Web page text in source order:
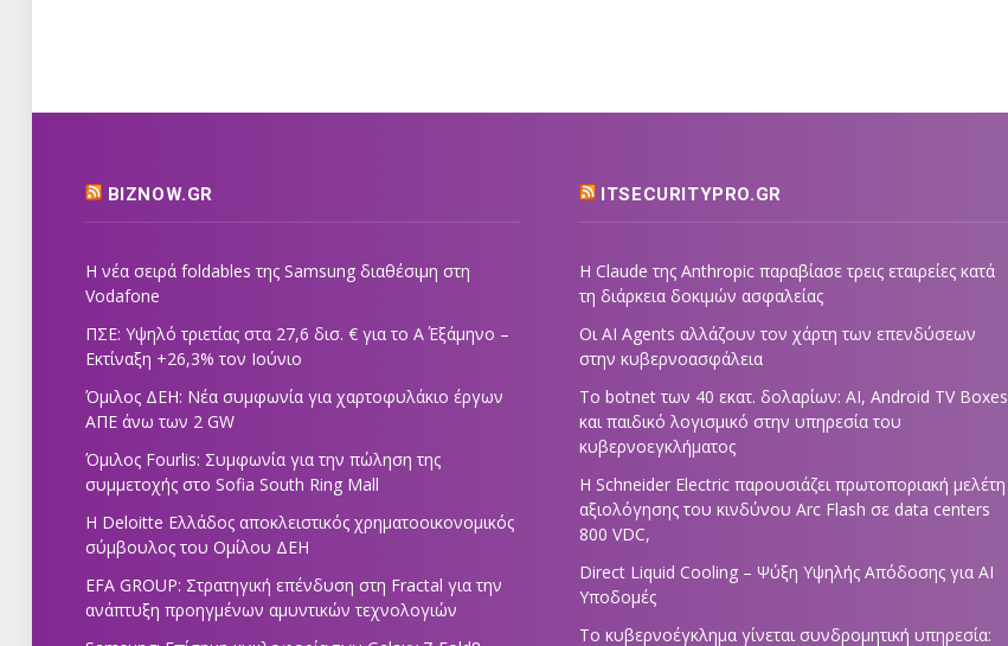
BIZNOW.GR
Η νέα σειρά foldables της Samsung διαθέσιμη στη
Vodafone
ΠΣΕ: Υψηλό τριετίας στα 27,6 δισ. € για το Α΄ Εξάμηνο –
Εκτίναξη +26,3% τον Ιούνιο
Όμιλος ΔΕΗ: Νέα συμφωνία για χαρτοφυλάκιο έργων
ΑΠΕ άνω των 2 GW
Όμιλος Fourlis: Συμφωνία για την πώληση της
συμμετοχής στο Sofia South Ring Mall
Η Deloitte Ελλάδος αποκλειστικός χρηματοοικονομικός
σύμβουλος του Ομίλου ΔΕΗ
EFA GROUP: Στρατηγική επένδυση στη Fractal για την
ανάπτυξη προηγμένων αμυντικών τεχνολογιών
ITSECURITYPRO.GR
Η Claude της Anthropic παραβίασε τρεις εταιρείες κατά
τη διάρκεια δοκιμών ασφαλείας
Οι AI Agents αλλάζουν τον χάρτη των επενδύσεων
στην κυβερνοασφάλεια
Το botnet των 40 εκατ. δολαρίων: AI, Android TV Boxes
και παιδικό λογισμικό στην υπηρεσία του
κυβερνοεγκλήματος
Η Schneider Electric παρουσιάζει πρωτοποριακή μελέτη
αξιολόγησης του κινδύνου Arc Flash σε data centers
800 VDC,
Direct Liquid Cooling – Ψύξη Υψηλής Απόδοσης για AI
Υποδομές
Το κυβερνοέγκλημα γίνεται συνδρομητική υπηρεσία: